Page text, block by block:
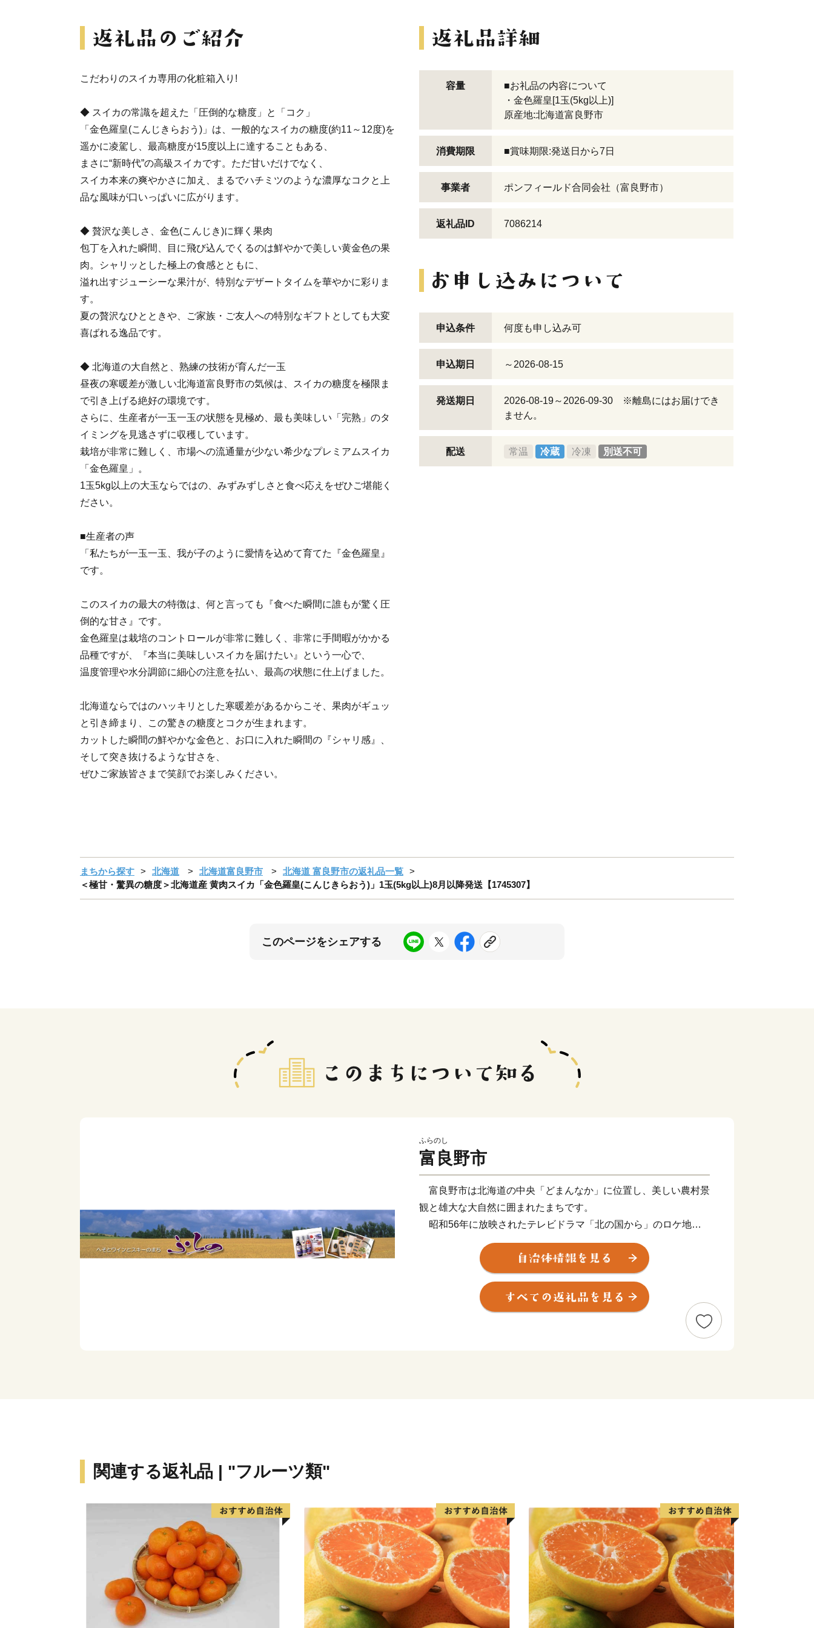
こだわりのスイカ専用の化粧箱入り!
◆ スイカの常識を超えた「圧倒的な糖度」と「コク」
「金色羅皇(こんじきらおう)」は、一般的なスイカの糖度(約11～12度)を
遥かに凌駕し、最高糖度が15度以上に達することもある、
まさに“新時代”の高級スイカです。ただ甘いだけでなく、
スイカ本来の爽やかさに加え、まるでハチミツのような濃厚なコクと上
品な風味が口いっぱいに広がります。
◆ 贅沢な美しさ、金色(こんじき)に輝く果肉
包丁を入れた瞬間、目に飛び込んでくるのは鮮やかで美しい黄金色の果
肉。シャリッとした極上の食感とともに、
溢れ出すジューシーな果汁が、特別なデザートタイムを華やかに彩りま
す。
夏の贅沢なひとときや、ご家族・ご友人への特別なギフトとしても大変
喜ばれる逸品です。
◆ 北海道の大自然と、熟練の技術が育んだ一玉
昼夜の寒暖差が激しい北海道富良野市の気候は、スイカの糖度を極限ま
で引き上げる絶好の環境です。
さらに、生産者が一玉一玉の状態を見極め、最も美味しい「完熟」のタ
イミングを見逃さずに収穫しています。
栽培が非常に難しく、市場への流通量が少ない希少なプレミアムスイカ
「金色羅皇」。
1玉5kg以上の大玉ならではの、みずみずしさと食べ応えをぜひご堪能く
ださい。
■生産者の声
「私たちが一玉一玉、我が子のように愛情を込めて育てた『金色羅皇』
です。
このスイカの最大の特徴は、何と言っても『食べた瞬間に誰もが驚く圧
倒的な甘さ』です。
金色羅皇は栽培のコントロールが非常に難しく、非常に手間暇がかかる
品種ですが、『本当に美味しいスイカを届けたい』という一心で、
温度管理や水分調節に細心の注意を払い、最高の状態に仕上げました。
北海道ならではのハッキリとした寒暖差があるからこそ、果肉がギュッ
と引き締まり、この驚きの糖度とコクが生まれます。
カットした瞬間の鮮やかな金色と、お口に入れた瞬間の『シャリ感』、
そして突き抜けるような甘さを、
ぜひご家族皆さまで笑顔でお楽しみください。
容量
■お礼品の内容について
・金色羅皇[1玉(5kg以上)]
原産地:北海道富良野市
消費期限 ■賞味期限:発送日から7日
事業者 ポンフィールド合同会社（富良野市）
返礼品ID 7086214
申込条件 何度も申し込み可
申込期日 ～2026-08-15
発送期日
2026-08-19～2026-09-30 ※離島にはお届けでき
ません。
配送 常温 冷蔵 冷凍 別送不可
まちから探す 北海道 北海道富良野市
北海道 富良野市の返礼品一覧
＜極甘・驚異の糖度＞北海道産 黄肉スイカ「金色羅皇(こんじきらおう)」1玉(5kg以上)8月以降発送【1745307】
このページをシェアする
ふらのし
富良野市
富良野市は北海道の中央「どまんなか」に位置し、美しい農村景
観と雄大な大自然に囲まれたまちです。
昭和56年に放映されたテレビドラマ「北の国から」のロケ地と
して、全国的に知名度が上がり、多くの観光客の皆さまに訪れてい
ただいております。
清流空知川がもたらす肥沃な大地からは、「安全・安心」な品質
の高い農産物が生産されています。
平成28年に富良野市は、市制施行50周年の節目の年を迎えまし
た。これからも富良野市の礎を築いた先人に感謝し、未来を担う子
関連する返礼品 | "フルーツ類"